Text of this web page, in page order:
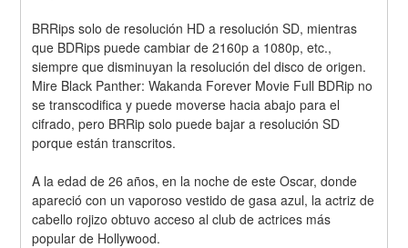
BRRips solo de resolución HD a resolución SD, mientras
que BDRips puede cambiar de 2160p a 1080p, etc.,
siempre que disminuyan la resolución del disco de origen.
Mire Black Panther: Wakanda Forever Movie Full BDRip no
se transcodifica y puede moverse hacia abajo para el
cifrado, pero BRRip solo puede bajar a resolución SD
porque están transcritos.
A la edad de 26 años, en la noche de este Oscar, donde
apareció con un vaporoso vestido de gasa azul, la actriz de
cabello rojizo obtuvo acceso al club de actrices más
popular de Hollywood.